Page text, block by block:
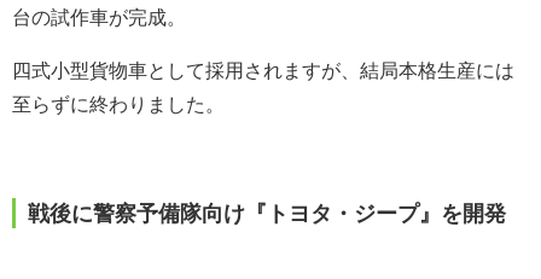
台の試作車が完成。
四式小型貨物車として採用されますが、結局本格生産には
至らずに終わりました。
戦後に警察予備隊向け『トヨタ・ジープ』を開発